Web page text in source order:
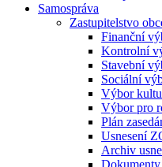
Samospráva
Zastupitelstvo
Finanční
Kontrolní
Stavební
Sociální
Výbor
Výbor pro
Plán
Usnesení
Archiv